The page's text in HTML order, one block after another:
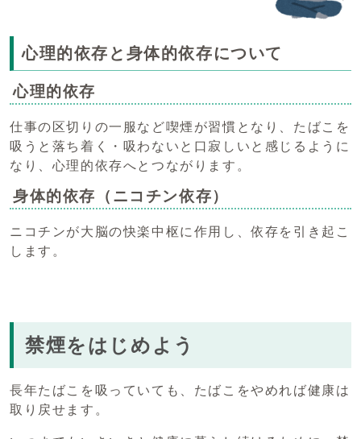
心理的依存と身体的依存について
心理的依存
仕事の区切りの一服など喫煙が習慣となり、たばこを
吸うと落ち着く・吸わないと口寂しいと感じるように
なり、心理的依存へとつながります。
身体的依存（ニコチン依存）
ニコチンが大脳の快楽中枢に作用し、依存を引き起こ
します。
禁煙をはじめよう
長年たばこを吸っていても、たばこをやめれば健康は
取り戻せます。